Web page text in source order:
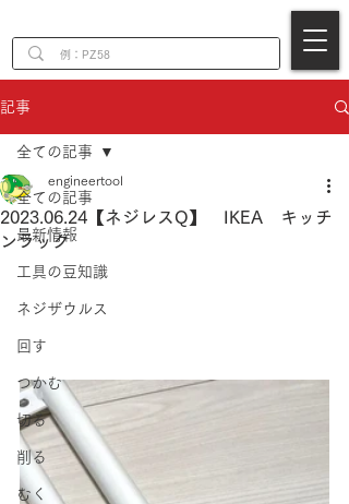
記事
全ての記事
最新情報
工具の豆知識
ネジザウルス
回す
つかむ
切る
削る
むく
全ての記事
2023.06.24【ネジレスQ】 IKEA キッチ
ンラック
engineertool